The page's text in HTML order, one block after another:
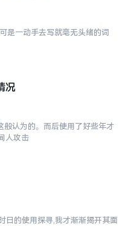
是一动手去写就毫无头绪的词
况
认为的。而后使用了好些年才
人攻击
日的使用探寻,我才渐渐揭开其面